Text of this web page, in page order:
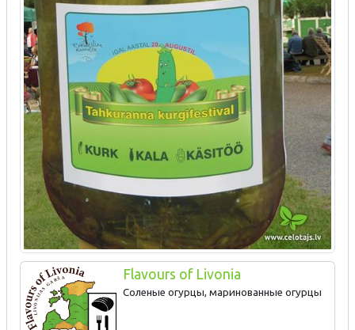
Flavours of Livonia
Соленые огурцы, маринованные огурцы